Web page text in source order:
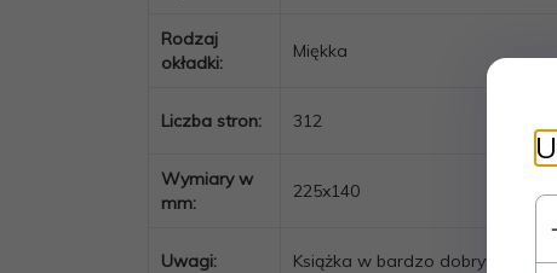
Rodzaj
okładki:
Miękka
Liczba stron: 312
Wymiary w
mm:
225x140
Uwagi: Książka w bardzo dobrym